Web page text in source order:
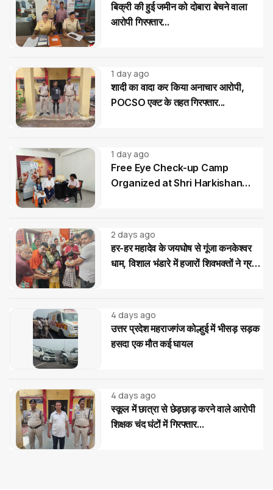
बिक्री की हुई जमीन को दोबारा बेचने वाला
आरोपी गिरफ्तार...
1 day ago
शादी का वादा कर किया अनाचार आरोपी,
POCSO एक्ट के तहत गिरफ्तार...
1 day ago
Free Eye Check-up Camp
Organized at Shri Harkishan
2 days ago
हर-हर महादेव के जयघोष से गूंजा कनकेश्वर
धाम, विशाल भंडारे में हजारों शिवभक्तों ने ग्रहण
4 days ago
उत्तर प्रदेश महराजगंज कोल्हुई में भीसड़ सड़क
हसदा एक मौत कई घायल
4 days ago
स्कूल में छात्रा से छेड़छाड़ करने वाले आरोपी
शिक्षक चंद घंटों में गिरफ्तार...